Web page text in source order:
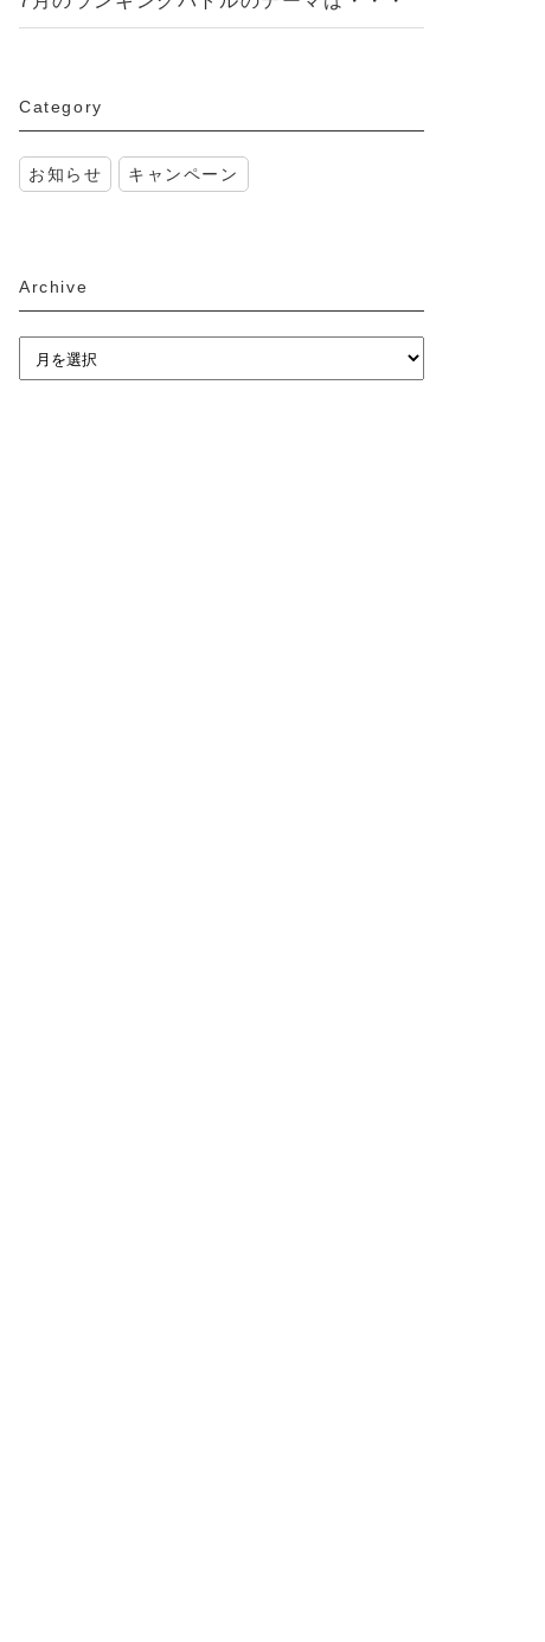
Category
お知らせ キャンペーン
Archive